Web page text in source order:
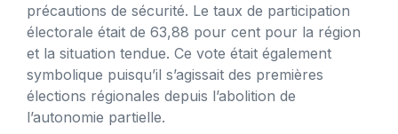
précautions de sécurité. Le taux de participation
électorale était de 63,88 pour cent pour la région
et la situation tendue. Ce vote était également
symbolique puisqu’il s’agissait des premières
élections régionales depuis l’abolition de
l’autonomie partielle.